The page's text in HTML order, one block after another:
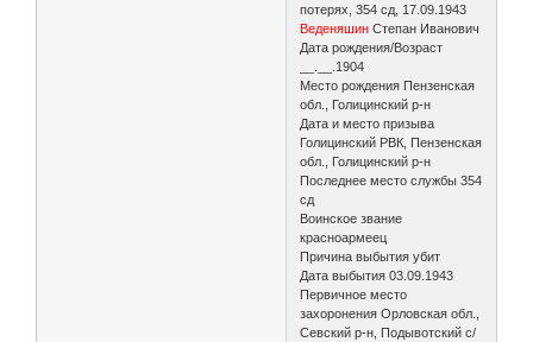
потерях, 354 сд, 17.09.1943
Веденяшин Степан Иванович
Дата рождения/Возраст
__.__.1904
Место рождения Пензенская
обл., Голицинский р-н
Дата и место призыва
Голицинский РВК, Пензенская
обл., Голицинский р-н
Последнее место службы 354
сд
Воинское звание
красноармеец
Причина выбытия убит
Дата выбытия 03.09.1943
Первичное место
захоронения Орловская обл.,
Севский р-н, Подывотский с/